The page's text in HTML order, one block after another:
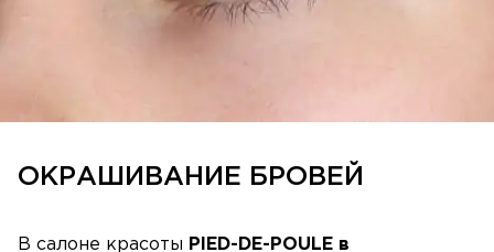
ОКРАШИВАНИЕ БРОВЕЙ
В салоне красоты PIED-DE-POULE в